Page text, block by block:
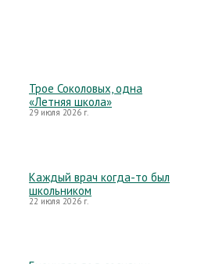
Трое Соколовых, одна
«Летняя школа»
29 июля 2026 г.
Каждый врач когда-то был
школьником
22 июля 2026 г.